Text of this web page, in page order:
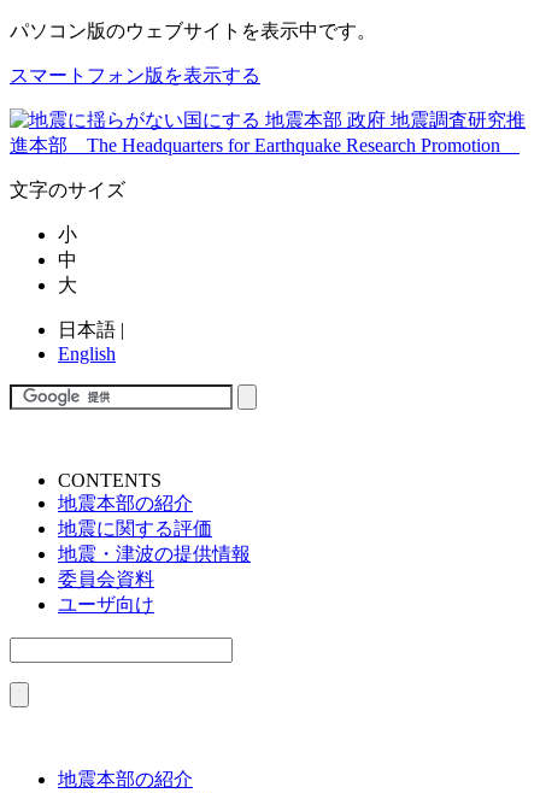
パソコン版のウェブサイトを表示中です。
スマートフォン版を表示する
文字のサイズ
小
中
大
日本語 |
English
CONTENTS
地震本部の紹介
地震に関する評価
地震・津波の提供情報
委員会資料
ユーザ向け
地震本部の紹介